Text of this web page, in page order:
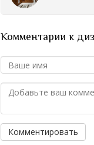
Комментарии к
Комментировать